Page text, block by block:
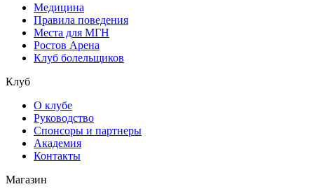
Медицина
Правила поведения
Места для МГН
Ростов Арена
Клуб болельщиков
Клуб
О клубе
Руководство
Спонсоры и партнеры
Академия
Контакты
Магазин